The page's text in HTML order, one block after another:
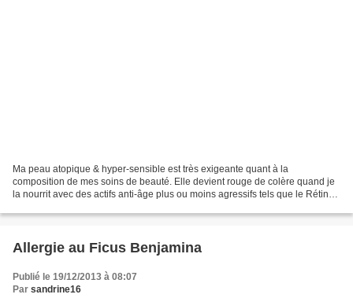
Ma peau atopique & hyper-sensible est très exigeante quant à la
composition de mes soins de beauté. Elle devient rouge de colère quand je
la nourrit avec des actifs anti-âge plus ou moins agressifs tels que le Rétinol,
Allergie au Ficus Benjamina
Publié le 19/12/2013 à 08:07
Par sandrine16